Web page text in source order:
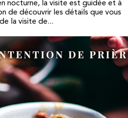
nocturne, la visite est guidée et à
de découvrir les détails que vous
la visite de...